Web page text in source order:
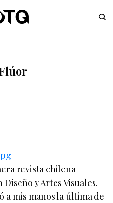
revista chilena
y Artes Visuales.
a mis manos la última de